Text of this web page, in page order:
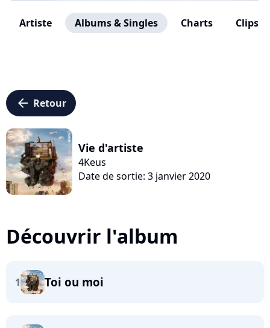
Artiste Albums & Singles Charts Clips
arrow_left Retour
Vie d'artiste
4Keus
Date de sortie: 3 janvier 2020
Découvrir l'album
1 Toi ou moi